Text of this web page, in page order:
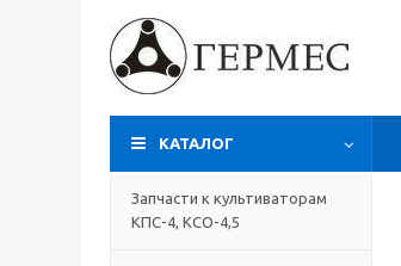
КАТАЛОГ
Запчасти к культиваторам
КПС-4, КСО-4,5